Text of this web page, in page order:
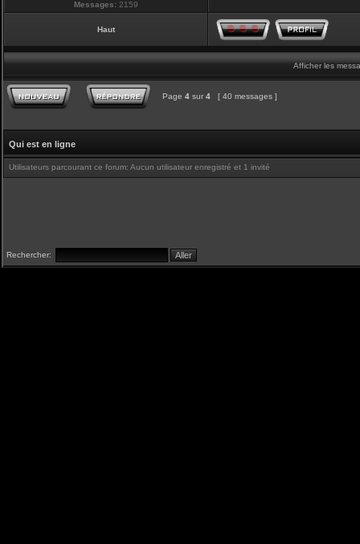
Messages: 2159
Haut
Afficher les
Page 4 sur 4 [ 40 messages ]
Qui est en ligne
Utilisateurs parcourant ce forum: Aucun utilisateur enregistré et 1 invité
Rechercher: